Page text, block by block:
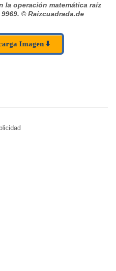
la operación matemática raíz
© Raizcuadrada.de
Imagen ⬇️